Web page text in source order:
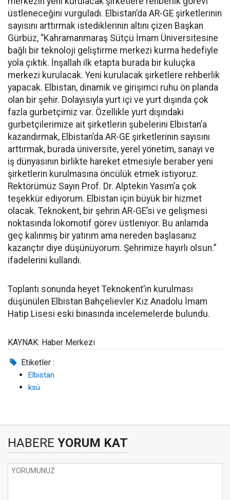
üstleneceğini vurguladı. Elbistan’da AR-GE şirketlerinin
sayısını arttırmak istediklerinin altını çizen Başkan
Gürbüz, “Kahramanmaraş Sütçü İmam Üniversitesine
bağlı bir teknoloji geliştirme merkezi kurma hedefiyle
yola çıktık. İnşallah ilk etapta burada bir kuluçka
merkezi kurulacak. Yeni kurulacak şirketlere rehberlik
yapacak. Elbistan, dinamik ve girişimci ruhu ön planda
olan bir şehir. Dolayısıyla yurt içi ve yurt dışında çok
fazla gurbetçimiz var. Özellikle yurt dışındaki
gurbetçilerimize ait şirketlerin şubelerini Elbistan’a
kazandırmak, Elbistan’da AR-GE şirketlerinin sayısını
arttırmak, burada üniversite, yerel yönetim, sanayi ve
iş dünyasının birlikte hareket etmesiyle beraber yeni
şirketlerin kurulmasına öncülük etmek istiyoruz.
Rektörümüz Sayın Prof. Dr. Alptekin Yasım’a çok
teşekkür ediyorum. Elbistan için büyük bir hizmet
olacak. Teknokent, bir şehrin AR-GE’si ve gelişmesi
noktasında lokomotif görev üstleniyor. Bu anlamda
geç kalınmış bir yatırım ama nereden başlasanız
kazançtır diye düşünüyorum. Şehrimize hayırlı olsun.”
ifadelerini kullandı.
Toplantı sonunda heyet Teknokent’in kurulması
düşünülen Elbistan Bahçelievler Kız Anadolu İmam
Hatip Lisesi eski binasında incelemelerde bulundu.
KAYNAK: Haber Merkezi
Etiketler :
Elbistan
ksü
HABERE YORUM KAT